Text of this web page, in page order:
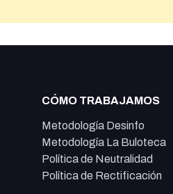
CÓMO TRABAJAMOS
Metodología Desinfo
Metodología La Buloteca
Política de Neutralidad
Política de Rectificación